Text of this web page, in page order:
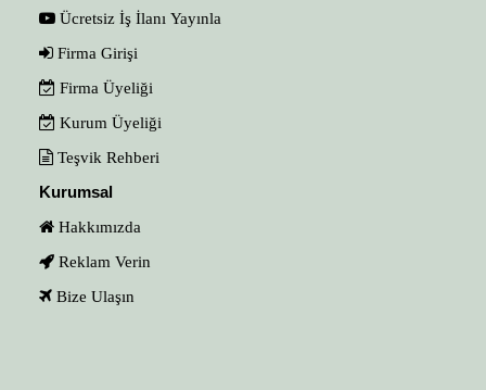
Ücretsiz İş İlanı Yayınla
Firma Girişi
Firma Üyeliği
Kurum Üyeliği
Teşvik Rehberi
Kurumsal
Hakkımızda
Reklam Verin
Bize Ulaşın